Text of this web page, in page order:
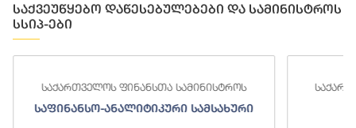
საქვეუწყებო დაწესებულებები და სამინისტროს
სსიპ-ები
საქართველოს ფინანსთა სამინისტროს
საფინანსო-ანალიტიკური სამსახური